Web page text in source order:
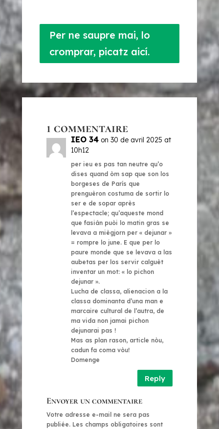
Per ne saupre mai, lo
cromprar, picatz aicí.
1 commentaire
IEO 34 on 30 de avril 2025 at
10h12
per ieu es pas tan neutre qu’o
dises quand òm sap que son los
borgeses de París que
prenguèron costuma de sortir lo
ser e de sopar après
l’espectacle; qu’aqueste mond
que fasián puòi lo matin gras se
levava a miègjorn per « dejunar »
= rompre lo june. E que per lo
paure monde que se levava a las
aubetas per los servir calguèt
inventar un mot: « lo pichon
dejunar ».
Lucha de classa, alienacion a la
classa dominanta d’una man e
marcaire cultural de l’autra, de
ma vida non jamai pichon
dejunarai pas !
Mas as plan rason, article nòu,
cadun fa coma vòu!
Domenge
Reply
Envoyer un commentaire
Votre adresse e-mail ne sera pas
publiée. Les champs obligatoires sont